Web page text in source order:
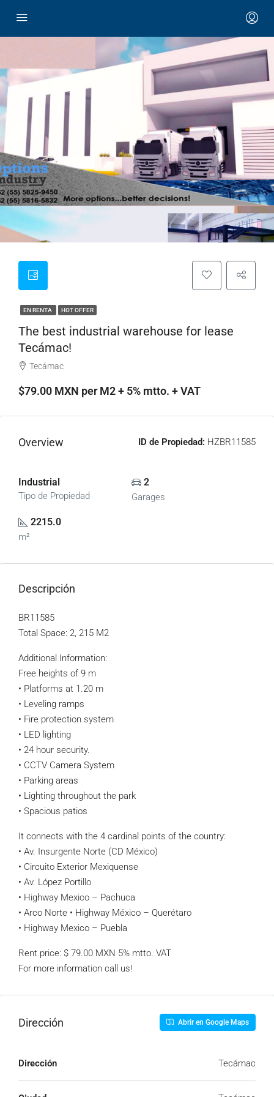
EN RENTA HOT OFFER
The best industrial warehouse for lease
Tecámac!
Tecámac
$79.00 MXN per M2 + 5% mtto. + VAT
Overview ID de Propiedad: HZBR11585
Industrial
Tipo de Propiedad
2
Garages
2215.0
m²
Descripción
BR11585
Total Space: 2, 215 M2
Additional Information:
Free heights of 9 m
• Platforms at 1.20 m
• Leveling ramps
• Fire protection system
• LED lighting
• 24 hour security.
• CCTV Camera System
• Parking areas
• Lighting throughout the park
• Spacious patios
It connects with the 4 cardinal points of the country:
• Av. Insurgente Norte (CD México)
• Circuito Exterior Mexiquense
• Av. López Portillo
• Highway Mexico – Pachuca
• Arco Norte • Highway México – Querétaro
• Highway Mexico – Puebla
Rent price: $ 79.00 MXN 5% mtto. VAT
For more information call us!
Dirección Abrir en Google Maps
Dirección Tecámac